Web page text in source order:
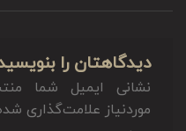
دیدگاهتان را
نشانی ایمیل شما
موردنیاز علامت‌گذاری